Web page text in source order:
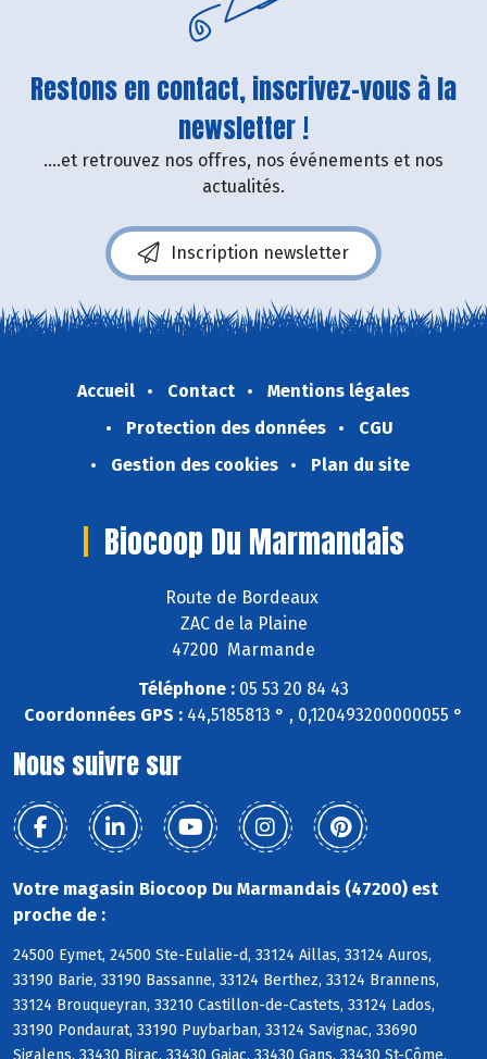
Restons en contact, inscrivez-vous à la
newsletter !
....et retrouvez nos offres, nos événements et nos
actualités.
Inscription newsletter
Accueil Contact
Mentions légales
Protection des données
CGU
Gestion des cookies
Plan du site
Biocoop Du Marmandais
Route de Bordeaux
ZAC de la Plaine
47200 Marmande
Téléphone : 05 53 20 84 43
Coordonnées GPS : 44,5185813 ° , 0,120493200000055 °
Nous suivre sur
Votre magasin Biocoop Du Marmandais (47200) est
proche de :
24500 Eymet, 24500 Ste-Eulalie-d, 33124 Aillas, 33124 Auros,
33190 Barie, 33190 Bassanne, 33124 Berthez, 33124 Brannens,
33124 Brouqueyran, 33210 Castillon-de-Castets, 33124 Lados,
33190 Pondaurat, 33190 Puybarban, 33124 Savignac, 33690